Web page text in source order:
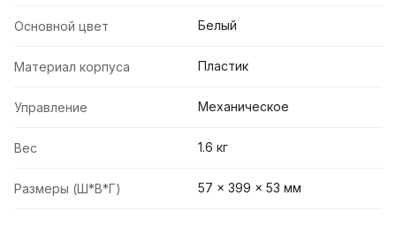
Основной цвет Белый
Материал корпуса Пластик
Управление Механическое
Вес 1.6 кг
Размеры (Ш*В*Г) 57 × 399 × 53 мм